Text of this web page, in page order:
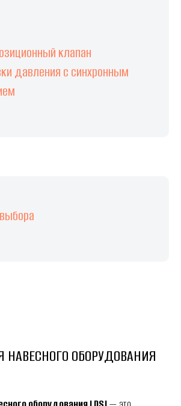
клапан
давления с синхронным
НАВЕСНОГО ОБОРУДОВАНИЯ